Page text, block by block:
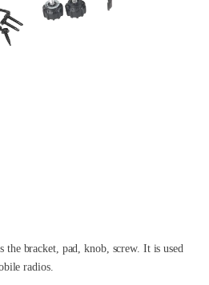
the bracket, pad, knob, screw. It is used
radios.